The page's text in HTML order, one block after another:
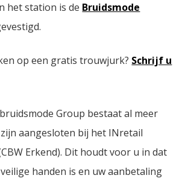
het station is de Bruidsmode
op een gratis trouwjurk? Schrijf u
Group bestaat al meer
aangesloten bij het INretail
Erkend). Dit houdt voor u in dat
handen is en uw aanbetaling